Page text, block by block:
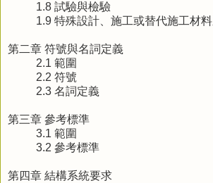
1.8 試驗與檢驗
1.9 特殊設計、施工或替代施工材
第二章 符號與名詞定義
2.1 範圍
2.2 符號
2.3 名詞定義
第三章 參考標準
3.1 範圍
3.2 參考標準
第四章 結構系統要求